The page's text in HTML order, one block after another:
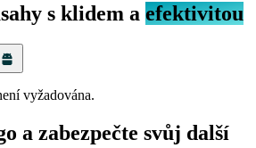
s klidem a efektivitou
vyžadována.
a zabezpečte svůj další